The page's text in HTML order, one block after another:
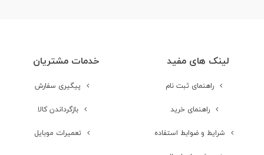
لینک های مفید
راهنمای ثبت نام
راهنمای خرید
شرایط و ضوابط استفاده
خدمات مشتریان
پیگیری سفارش
بازگرداندن کالا
تعمیرات موبایل